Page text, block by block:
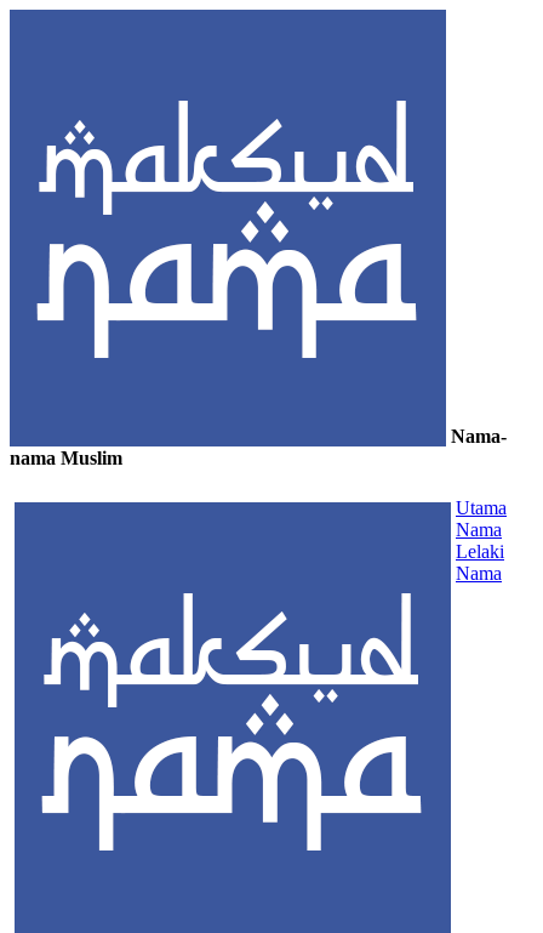
Nama-
nama Muslim
Utama
Nama
Lelaki
Nama